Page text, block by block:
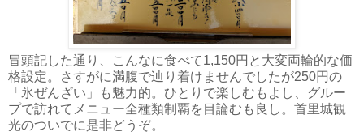
冒頭記した通り、こんなに食べて1,150円と大変両輪的な価
格設定。さすがに満腹で辿り着けませんでしたが250円の
「氷ぜんざい」も魅力的。ひとりで楽しむもよし、グルー
プで訪れてメニュー全種類制覇を目論むも良し。首里城観
光のついでに是非どうぞ。